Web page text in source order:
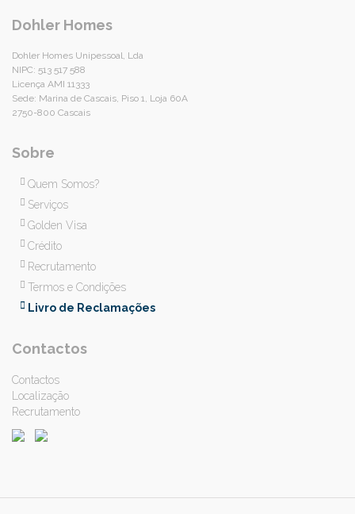
Dohler Homes
Dohler Homes Unipessoal, Lda
NIPC: 513 517 588
Licença AMI 11333
Sede: Marina de Cascais, Piso 1, Loja 60A
2750-800 Cascais
Sobre
Quem Somos?
Serviços
Golden Visa
Crédito
Recrutamento
Termos e Condições
Livro de Reclamações
Contactos
Contactos
Localização
Recrutamento